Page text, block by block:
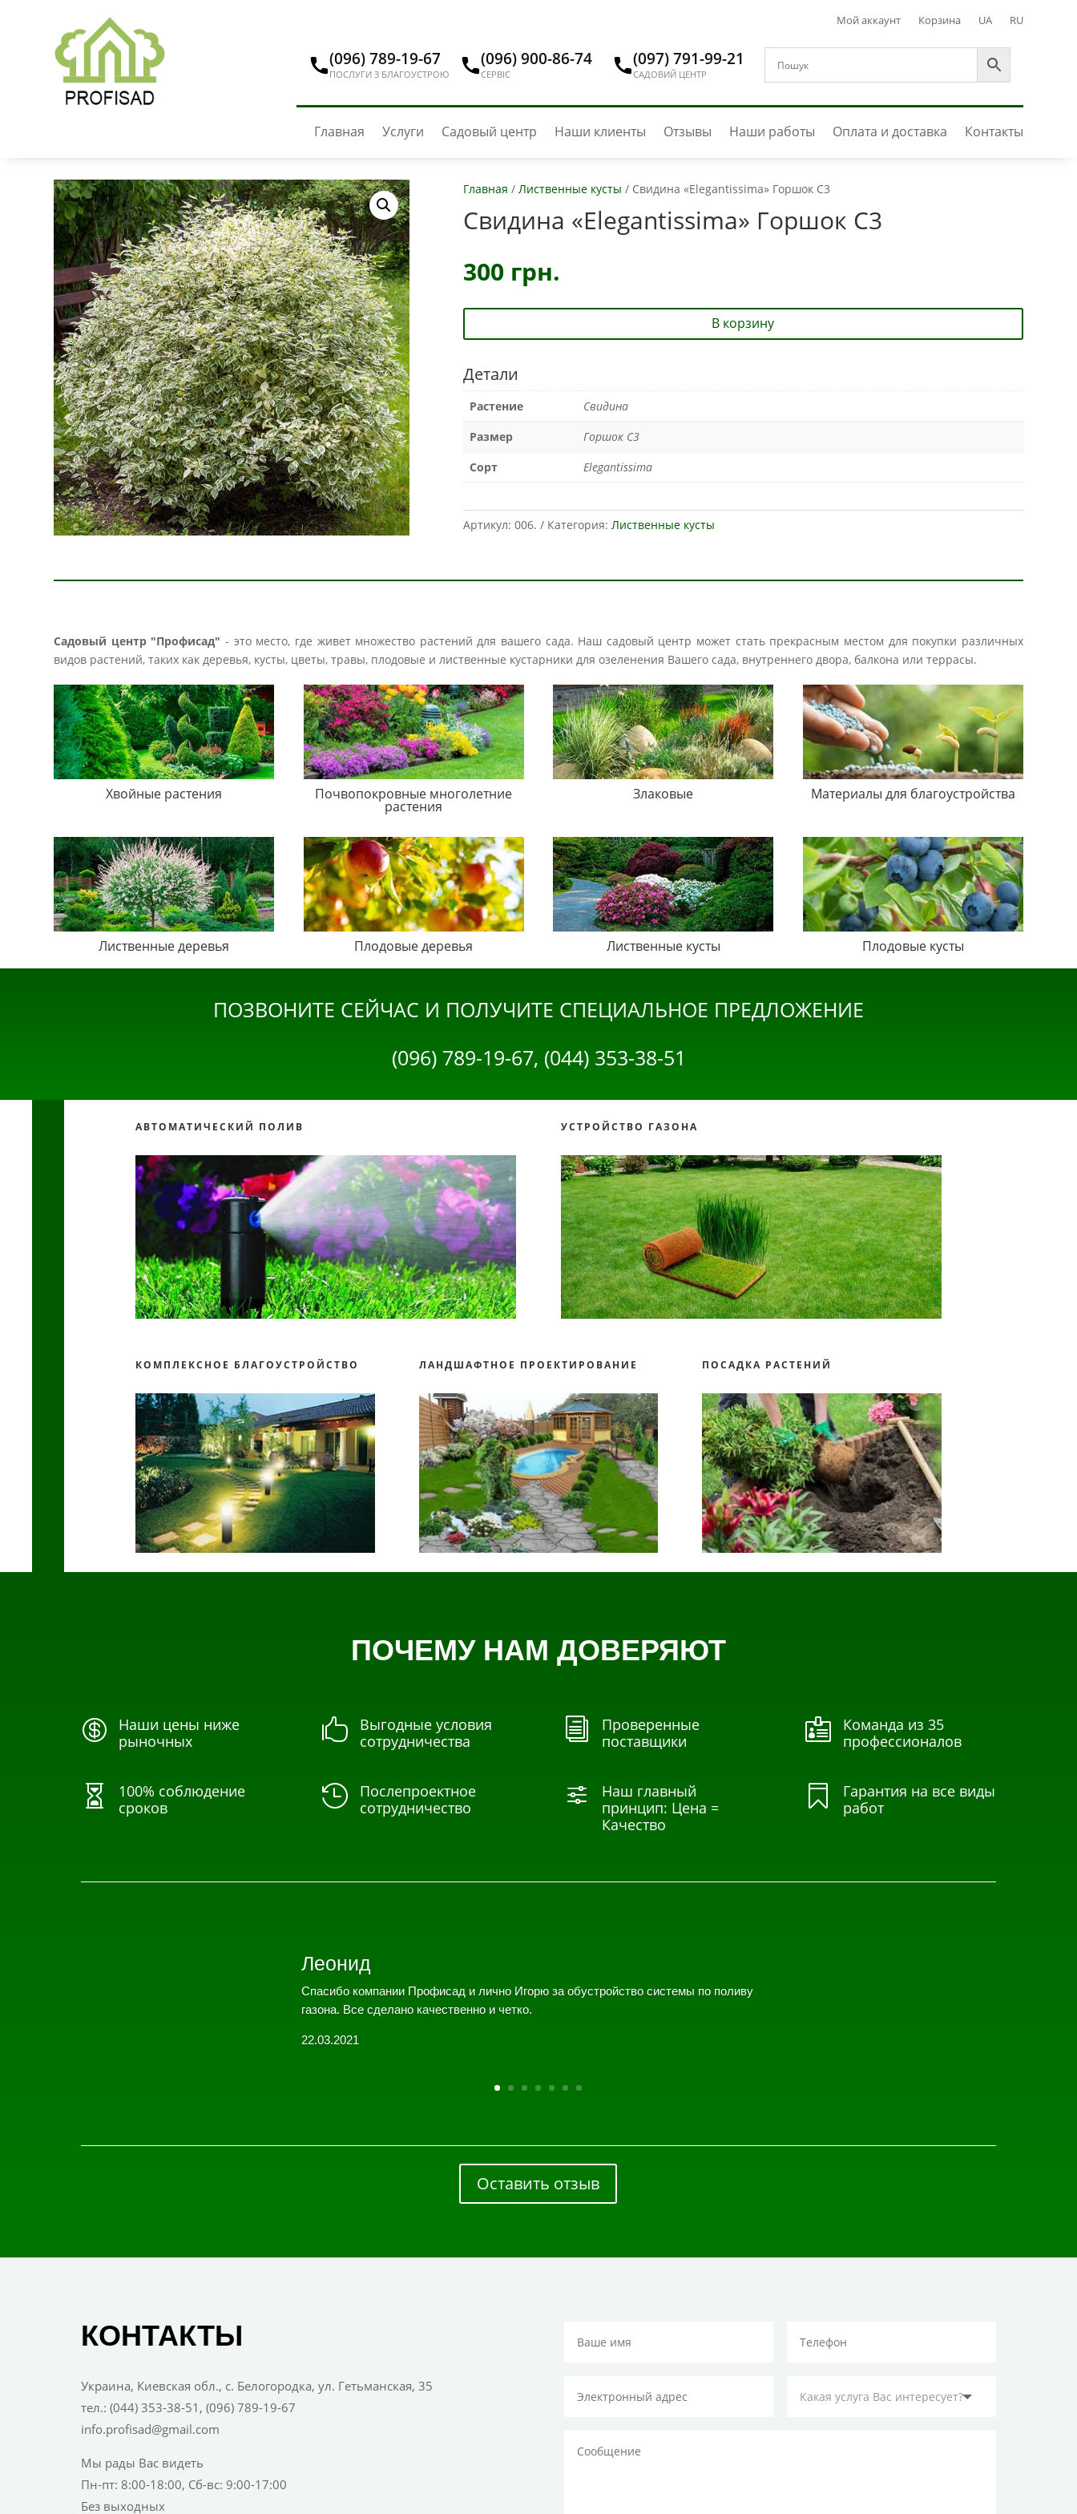
Мой аккаунт Корзина UA RU
(096) 789-19-67
ПОСЛУГИ З БЛАГОУСТРОЮ
(096) 900-86-74
СЕРВІС
(097) 791-99-21
САДОВИЙ ЦЕНТР
Главная Услуги Садовый центр Наши клиенты Отзывы Наши работы Оплата и доставка Контакты
Главная / Лиственные кусты / Свидина «Elegantissima» Горшок С3
Свидина «Elegantissima» Горшок С3
300 грн.
В корзину
Детали
Растение
Свидина
Размер
Горшок С3
Сорт
Elegantissima
Артикул: 006. Категория: Лиственные кусты
Садовый центр "Профисад" - это место, где живет множество растений для вашего сада. Наш садовый центр может стать прекрасным местом для покупки различных
видов растений, таких как деревья, кусты, цветы, травы, плодовые и лиственные кустарники для озеленения Вашего сада, внутреннего двора, балкона или террасы.
Хвойные растения Почвопокровные многолетние
растения
Злаковые Материалы для благоустройства
Лиственные деревья Плодовые деревья Лиственные кусты Плодовые кусты
ПОЗВОНИТЕ СЕЙЧАС И ПОЛУЧИТЕ СПЕЦИАЛЬНОЕ ПРЕДЛОЖЕНИЕ
(096) 789-19-67, (044) 353-38-51
АВТОМАТИЧЕСКИЙ ПОЛИВ УСТРОЙСТВО ГАЗОНА
КОМПЛЕКСНОЕ БЛАГОУСТРОЙСТВО ЛАНДШАФТНОЕ ПРОЕКТИРОВАНИЕ ПОСАДКА РАСТЕНИЙ
ПОЧЕМУ НАМ ДОВЕРЯЮТ

Наши цены ниже
рыночных

100% соблюдение
сроков

Выгодные условия
сотрудничества

Послепроектное
сотрудничество
i
Проверенные
поставщики
f
Наш главный
принцип: Цена =
Качество

Команда из 35
профессионалов

Гарантия на все виды
работ
Леонид
Спасибо компании Профисад и лично Игорю за обустройство системы по поливу
газона. Все сделано качественно и четко.
22.03.2021
Оставить отзыв
КОНТАКТЫ
Украина, Киевская обл., с. Белогородка, ул. Гетьманская, 35
тел.: (044) 353-38-51, (096) 789-19-67
info.profisad@gmail.com
Мы рады Вас видеть
Пн-пт: 8:00-18:00, Сб-вс: 9:00-17:00
Без выходных